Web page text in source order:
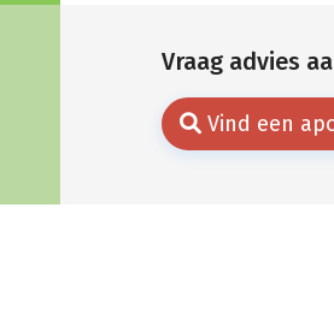
Vraag advies
Vind een